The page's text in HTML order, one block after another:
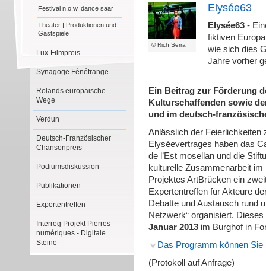
Festival n.o.w. dance saar
Theater | Produktionen und
Gastspiele
Lux-Filmpreis
Synagoge Fénétrange
Rolands europäische
Wege
Verdun
Deutsch-Französischer
Chansonpreis
Podiumsdiskussion
Publikationen
Expertentreffen
Interreg Projekt Pierres
numériques - Digitale
Steine
© Rich Serra
Elysée63
Elysée63 -
fiktiven
wie sich dies
Jahre vorher
Ein Beitrag zur Förderung
Kulturschaffenden sowie
und im deutsch-
Anlässlich der Feierlichkeiten
Elyséevertrages haben das
de l’Est mosellan und die
kulturelle Zusammenarbeit
Projektes ArtBrücken ein
Expertentreffen für Akteure
Debatte und Austausch rund
Netzwerk“ organisiert.
Januar 2013 im Burghof in
Das Programm können Sie
(Protokoll auf Anfrage)